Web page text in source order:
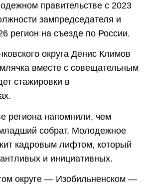
правительстве с 2023
зампредседателя и
регион на съезде по России.
округа Денис Климов
вместе с совещательным
стажировки в
региона напомнили, чем
собрат. Молодежное
кадровым лифтом, который
и инициативных.
округе — Изобильненском —